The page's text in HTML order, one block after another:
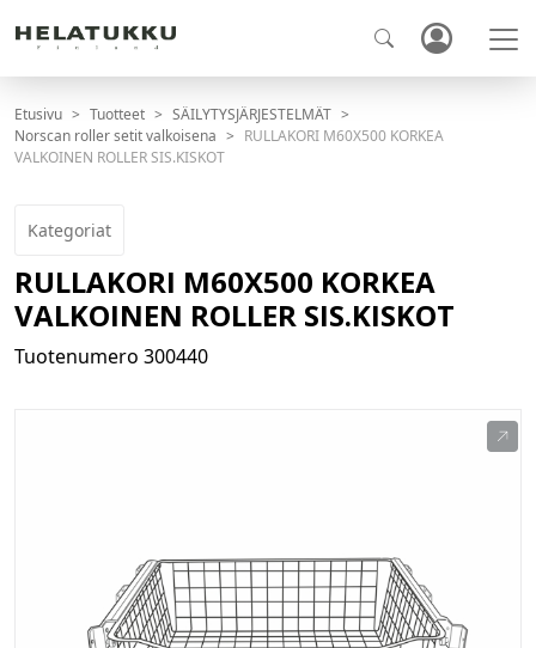
Etusivu Tuotteet
SÄILYTYSJÄRJESTELMÄT
Norscan roller setit valkoisena
RULLAKORI M60X500 KORKEA
VALKOINEN ROLLER SIS.KISKOT
Kategoriat
RULLAKORI M60X500 KORKEA
VALKOINEN ROLLER SIS.KISKOT
Tuotenumero 300440